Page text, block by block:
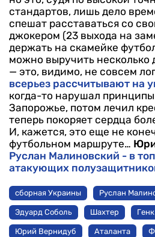
стандартов, лишь дело
спешат расставаться со
джокером (23 выхода на
держать на скамейке
можно выручить несколько
— это, видимо, не совсем
всерьез рассчитывают на
когда-то нарушал
Запорожье, потом лечил
теперь покоряет сердца
И, кажется, это еще не
футбольном маршруте…
Руслан Малиновский - в
атакующих
сборная Украины Руслан
Эдуард Соболь Шахтер Генк
Юрий Вернидуб Аталанта